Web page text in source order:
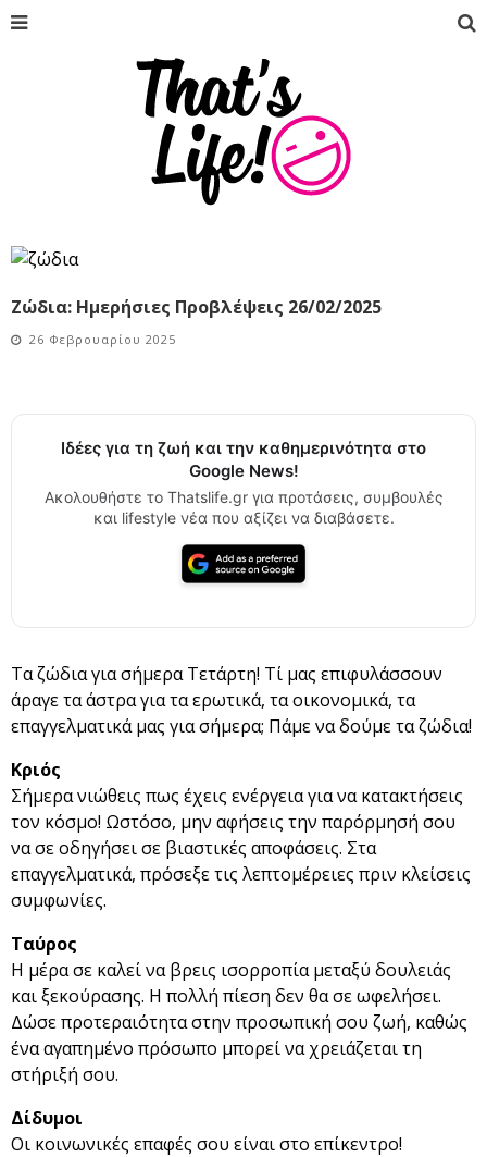
Ζώδια: Ημερήσιες Προβλέψεις 26/02/2025
26 Φεβρουαρίου 2025
Ιδέες για τη ζωή και την καθημερινότητα στο
Google News!
Ακολουθήστε το Thatslife.gr για προτάσεις, συμβουλές
και lifestyle νέα που αξίζει να διαβάσετε.
Τα ζώδια για σήμερα Τετάρτη! Τί μας επιφυλάσσουν
άραγε τα άστρα για τα ερωτικά, τα οικονομικά, τα
επαγγελματικά μας για σήμερα; Πάμε να δούμε τα ζώδια!
Κριός
Σήμερα νιώθεις πως έχεις ενέργεια για να κατακτήσεις
τον κόσμο! Ωστόσο, μην αφήσεις την παρόρμησή σου
να σε οδηγήσει σε βιαστικές αποφάσεις. Στα
επαγγελματικά, πρόσεξε τις λεπτομέρειες πριν κλείσεις
συμφωνίες.
Ταύρος
Η μέρα σε καλεί να βρεις ισορροπία μεταξύ δουλειάς
και ξεκούρασης. Η πολλή πίεση δεν θα σε ωφελήσει.
Δώσε προτεραιότητα στην προσωπική σου ζωή, καθώς
ένα αγαπημένο πρόσωπο μπορεί να χρειάζεται τη
στήριξή σου.
Δίδυμοι
Οι κοινωνικές επαφές σου είναι στο επίκεντρο!